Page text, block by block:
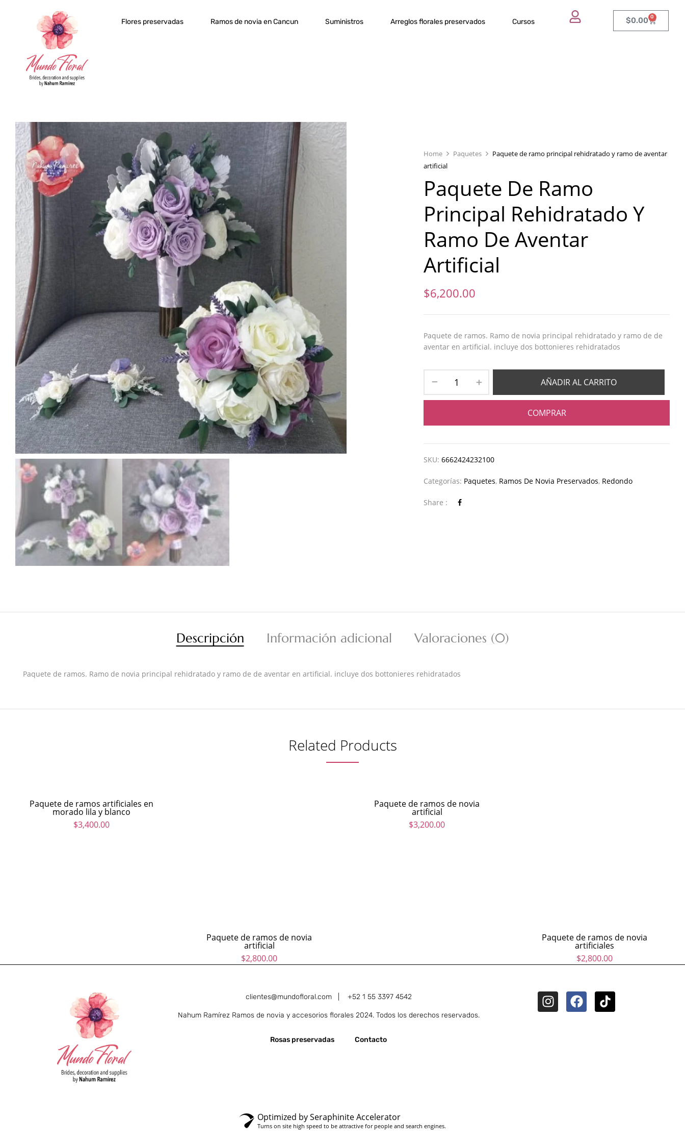
Flores preservadas Ramos de novia en Cancun Suministros Arreglos florales preservados Cursos $0.00 0
Home Paquetes
Paquete de ramo principal rehidratado y ramo de aventar
artificial
Paquete De Ramo
Principal Rehidratado Y
Ramo De Aventar
Artificial
$6,200.00
Paquete de ramos. Ramo de novia principal rehidratado y ramo de de
aventar en artificial. incluye dos bottonieres rehidratados
AÑADIR AL CARRITO
COMPRAR
SKU:6662424232100
Categorías: Paquetes, Ramos De Novia Preservados, Redondo
Share :
Descripción Información adicional Valoraciones (0)
Paquete de ramos. Ramo de novia principal rehidratado y ramo de de aventar en artificial. incluye dos bottonieres rehidratados
Related Products
Paquete de ramos artificiales en
morado lila y blanco
$3,400.00
Paquete de ramos de novia
artificial
$2,800.00
Paquete de ramos de novia
artificial
$3,200.00
Paquete de ramos de novia
artificiales
$2,800.00
clientes@mundofloral.com | +52 1 55 3397 4542
Nahum Ramírez Ramos de novia y accesorios florales 2024. Todos los derechos reservados.
Rosas preservadas Contacto
Optimized by Seraphinite Accelerator
Turns on site high speed to be attractive for people and search engines.